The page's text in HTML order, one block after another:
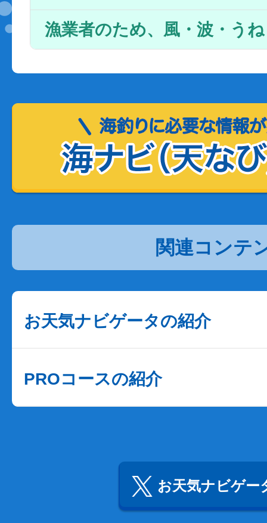
漁業者のため、風・波・う
関連コンテ
お天気ナビゲータの紹介
PROコースの紹介
お天気ナビゲー